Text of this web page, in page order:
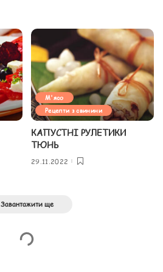
М'ясо
Рецепти з свинини
КАПУСТНІ РУЛЕТИКИ
ТЮНЬ
29.11.2022
Завантажити ще